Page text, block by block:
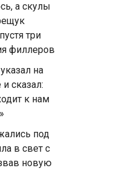
а скулы
три
филлеров
на
сказал:
к нам
под
в свет с
новую